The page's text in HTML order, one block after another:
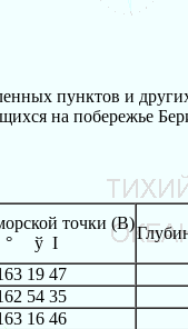
пунктов и
на побережье
точки (В)
° ў І
19 47
54 35
16 46